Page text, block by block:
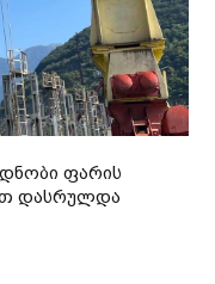
ფარის
დასრულდა